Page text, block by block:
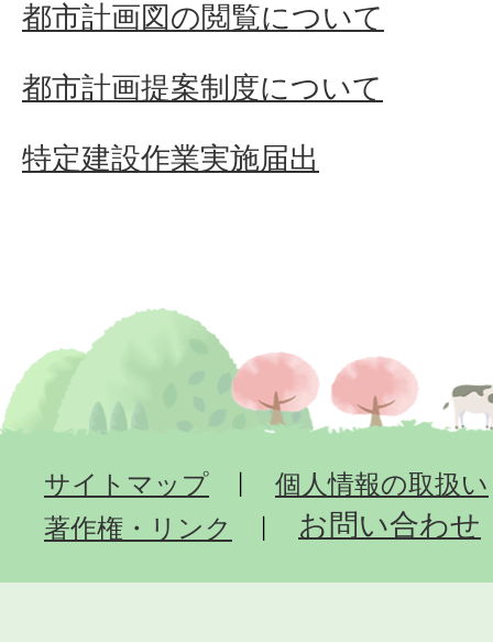
都市計画図の閲覧について
都市計画提案制度について
特定建設作業実施届出
サイトマップ
個人情報の取扱い
著作権・リンク
お問い合わせ